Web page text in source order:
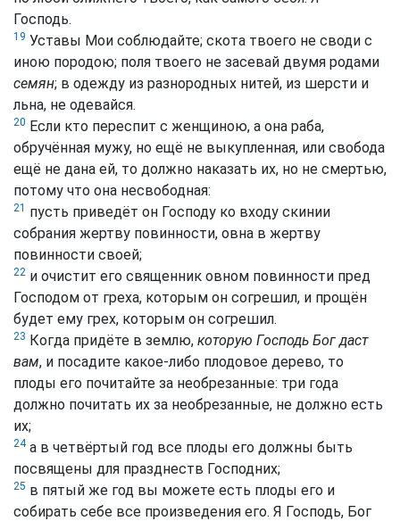
Господь.
19 Уставы Мои соблюдайте; скота твоего не своди с
иною породою; поля твоего не засевай двумя родами
семян; в одежду из разнородных нитей, из шерсти и
льна, не одевайся.
20 Если кто переспит с женщиною, а она раба,
обручённая мужу, но ещё не выкупленная, или свобода
ещё не дана ей, то должно наказать их, но не смертью,
потому что она несвободная:
21 пусть приведёт он Господу ко входу скинии
собрания жертву повинности, овна в жертву
повинности своей;
22 и очистит его священник овном повинности пред
Господом от греха, которым он согрешил, и прощён
будет ему грех, которым он согрешил.
23 Когда придёте в землю, которую Господь Бог даст
вам, и посадите какое-либо плодовое дерево, то
плоды его почитайте за необрезанные: три года
должно почитать их за необрезанные, не должно есть
их;
24а в четвёртый год все плоды его должны быть
посвящены для празднеств Господних;
25 в пятый же год вы можете есть плоды его и
собирать себе все произведения его. Я Господь, Бог